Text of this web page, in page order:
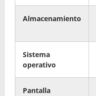
Almacenamiento
Sistema
operativo
Pantalla